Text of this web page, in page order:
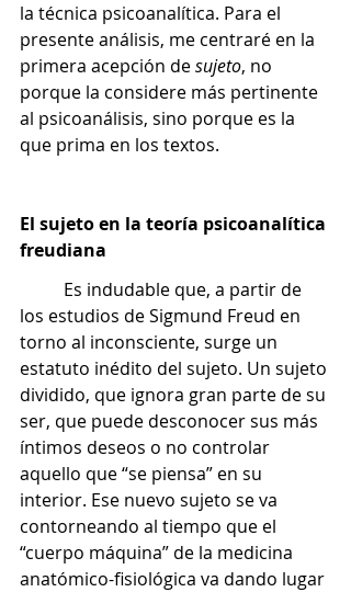
la técnica psicoanalítica. Para el
presente análisis, me centraré en la
primera acepción de sujeto, no
porque la considere más pertinente
al psicoanálisis, sino porque es la
que prima en los textos.
El sujeto en la teoría psicoanalítica
freudiana
los estudios de Sigmund Freud en
torno al inconsciente, surge un
estatuto inédito del sujeto. Un sujeto
dividido, que ignora gran parte de su
ser, que puede desconocer sus más
íntimos deseos o no controlar
aquello que “se piensa” en su
interior. Ese nuevo sujeto se va
contorneando al tiempo que el
“cuerpo máquina” de la medicina
anatómico-fisiológica va dando lugar